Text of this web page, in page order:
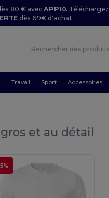
80 € avecAPP10. Téléchargez
dès 69€ d'achat
Travail Sport Accessoires
et au détail